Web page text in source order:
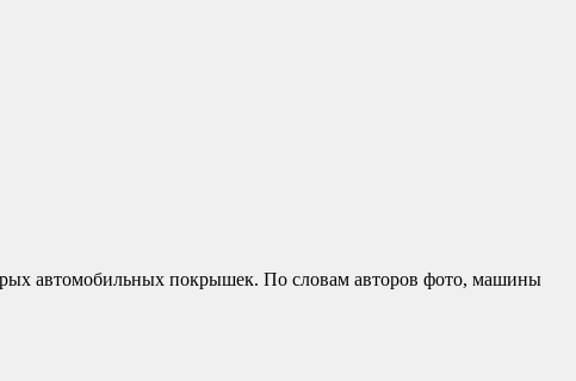
автомобильных покрышек. По словам авторов фото, машины